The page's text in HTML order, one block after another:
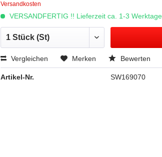
Versandkosten
VERSANDFERTIG !! Lieferzeit ca. 1-3 Werktage
Vergleichen Merken Bewerten
Artikel-Nr. SW169070